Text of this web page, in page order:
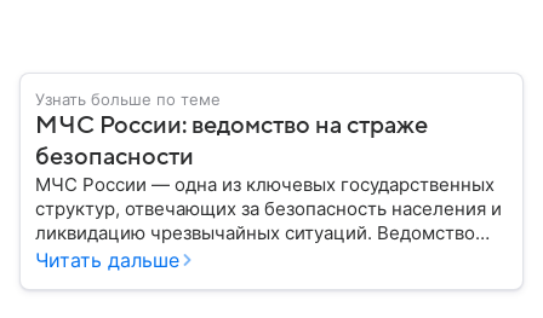
Узнать больше по теме
МЧС России: ведомство на страже
безопасности
МЧС России — одна из ключевых государственных
структур, отвечающих за безопасность населения и
ликвидацию чрезвычайных ситуаций. Ведомство
играет важную роль в защите граждан от
Читать дальше